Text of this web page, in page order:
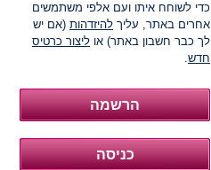
כדי לשוחח איתו ועם אלפי משתמשים
אחרים באתר, עליך להיזדהות (אם יש
לך כבר חשבון באתר) או ליצור כרטיס
חדש.